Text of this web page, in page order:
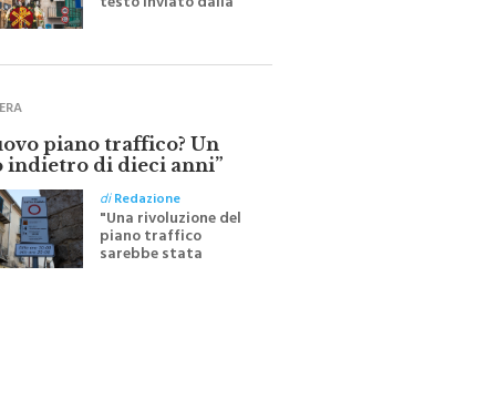
scrittrice monrealese
Festa del Santissimo
piano traffico? Un
indietro di dieci anni”
diRedazione
"Una rivoluzione del
piano traffico
sarebbe stata
efficace se preceduta